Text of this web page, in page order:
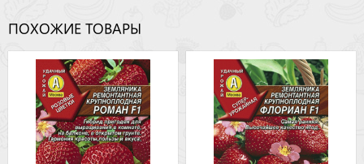
ПОХОЖИЕ ТОВАРЫ